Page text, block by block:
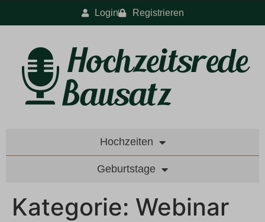
Login Registrieren
Hochzeiten
Geburtstage
Kategorie: Webinar